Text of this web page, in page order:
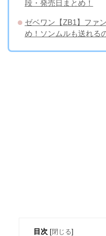
段・発売日まとめ！
ゼベワン【ZB1】ファ
め！ソンムルも送れる
目次 [閉じる]